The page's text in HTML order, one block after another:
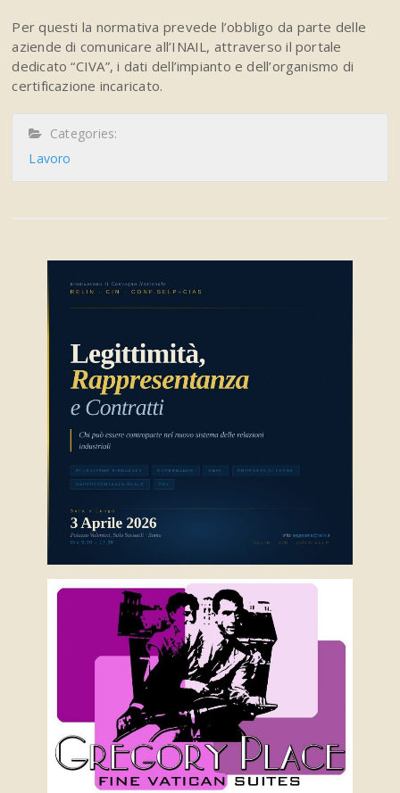
Per questi la normativa prevede l’obbligo da parte delle
aziende di comunicare all’INAIL, attraverso il portale
dedicato “CIVA”, i dati dell’impianto e dell’organismo di
certificazione incaricato.
Categories:
Lavoro